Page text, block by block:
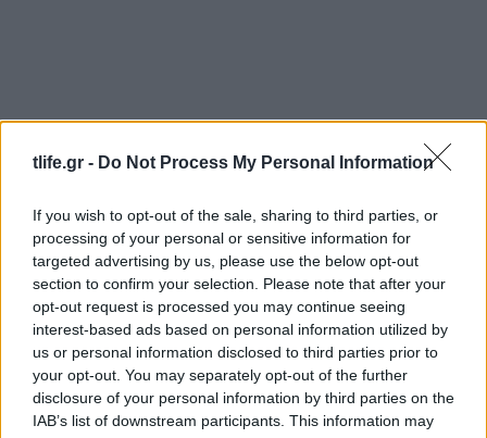
tlife.gr - Do Not Process My Personal Information
If you wish to opt-out of the sale, sharing to third parties, or
processing of your personal or sensitive information for
targeted advertising by us, please use the below opt-out
section to confirm your selection. Please note that after your
opt-out request is processed you may continue seeing
interest-based ads based on personal information utilized by
us or personal information disclosed to third parties prior to
your opt-out. You may separately opt-out of the further
disclosure of your personal information by third parties on the
IAB’s list of downstream participants. This information may